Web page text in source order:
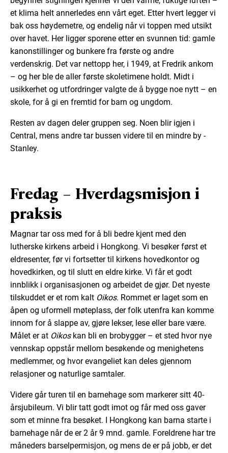
et klima helt annerledes enn vårt eget. Etter hvert legger vi
bak oss høydemetre, og endelig når vi toppen med utsikt
over havet. Her ligger sporene etter en svunnen tid: gamle
kanonstillinger og bunkere fra første og andre
verdenskrig. Det var nettopp her, i 1949, at Fredrik ankom
– og her ble de aller første skoletimene holdt. Midt i
usikkerhet og utfordringer valgte de å bygge noe nytt – en
skole, for å gi en fremtid for barn og ungdom.
Resten av dagen deler gruppen seg. Noen blir igjen i
Central, mens andre tar bussen videre til en mindre by -
Stanley.
Fredag – Hverdagsmisjon i
praksis
Magnar tar oss med for å bli bedre kjent med den
lutherske kirkens arbeid i Hongkong. Vi besøker først et
eldresenter, før vi fortsetter til kirkens hovedkontor og
hovedkirken, og til slutt en eldre kirke. Vi får et godt
innblikk i organisasjonen og arbeidet de gjør. Det nyeste
tilskuddet er et rom kalt Oikos. Rommet er laget som en
åpen og uformell møteplass, der folk utenfra kan komme
innom for å slappe av, gjøre lekser, lese eller bare være.
Målet er at Oikos kan bli en brobygger – et sted hvor nye
vennskap oppstår mellom besøkende og menighetens
medlemmer, og hvor evangeliet kan deles gjennom
relasjoner og naturlige samtaler.
Videre går turen til en barnehage som markerer sitt 40-
årsjubileum. Vi blir tatt godt imot og får med oss gaver
som et minne fra besøket. I Hongkong kan barna starte i
barnehage når de er 2 år 9 mnd. gamle. Foreldrene har tre
måneders barselpermisjon, og mens de er på jobb, er det